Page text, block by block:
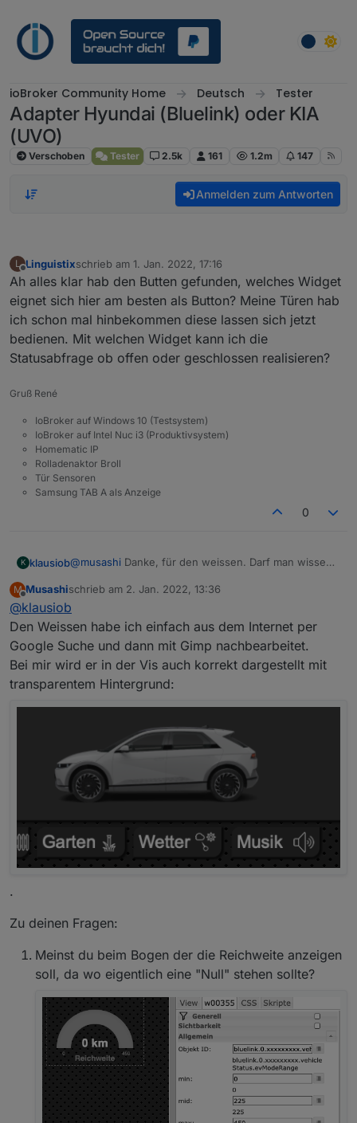
ioBroker Community Home Deutsch Tester
Adapter Hyundai (Bluelink) oder KIA
(UVO)
Verschoben Tester 2.5k 161 1.2m 147
Anmelden zum Antworten
L
Offline
Linguistixschrieb am 1. Jan. 2022, 17:16
zuletzt editiert von
Ah alles klar hab den Butten gefunden, welches Widget
eignet sich hier am besten als Button? Meine Türen hab
ich schon mal hinbekommen diese lassen sich jetzt
bedienen. Mit welchen Widget kann ich die
Statusabfrage ob offen oder geschlossen realisieren?
Gruß René
IoBroker auf Windows 10 (Testsystem)
IoBroker auf Intel Nuc i3 (Produktivsystem)
Homematic IP
Rolladenaktor Broll
Tür Sensoren
Samsung TAB A als Anzeige
0
K klausiob@musashi Danke, für den weissen. Darf man wissen
sein. Bei den Reifenherstellern gibt es ja die Autos in
3D.
Ansonsten habe ich ein paar Probleme:
Im Editor steht vorne unter dem Bogen noch 0.
Das ganze interessiert mich ja hauptsächlich
wegen der 12V-Batterie. Die verschwindet ja
immer mal in der Bluelink-App und dann kommt
sie plötzlich mal mit "Warnung". Aber irgendwie
ändert sich der Wert seit einer Woche nicht
gefunden für die ganzen Icons, die auch in der
Worauf läuft Deine Visu? Handy und PC?
M
Offline
Musashischrieb am 2. Jan. 2022, 13:36
zuletzt editiert von
@klausiob
Den Weissen habe ich einfach aus dem Internet per
Google Suche und dann mit Gimp nachbearbeitet.
Bei mir wird er in der Vis auch korrekt dargestellt mit
transparentem Hintergrund:
.
Zu deinen Fragen:
Meinst du beim Bogen der die Reichweite anzeigen
soll, da wo eigentlich eine "Null" stehen sollte?